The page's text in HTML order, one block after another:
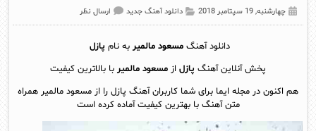
چهارشنبه, 19 سپتامبر 2018 دانلود آهنگ جدید ارسال نظر
دانلود آهنگمسعود مالمیر به نام پازل
پخش آنلاين آهنگ پازل از مسعود مالمیر با بالاترین کیفیت
هم اکنون در مجله ایما برای شما کاربران آهنگ پازل را از مسعود مالمیر همراه
متن آهنگ با بهترین کیفیت آماده کرده است